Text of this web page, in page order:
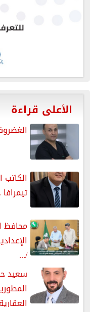
الأعلى قراءة
محافظ
/...
سعيد
العقارية